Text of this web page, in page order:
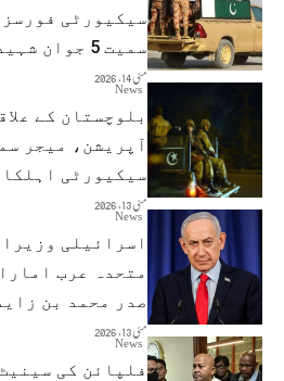
سیکیورٹی
سمیت 5 جوان شہید، 7 دہشت گرد ہلاک
مئی 14, 2026
News
بلوچستان کے
آپریشن، میجر
سیکیورٹی
مئی 13, 2026
News
اسرائیلی
متحدہ عرب
صدر محمد بن
مئی 13, 2026
News
فلپائن کی